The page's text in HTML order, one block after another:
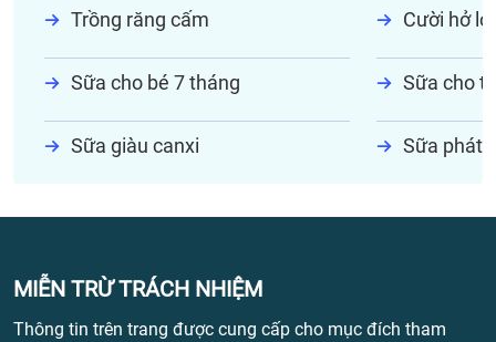
Trồng răng cấm Cười hở lợi
Sữa cho bé 7 tháng Sữa cho
Sữa giàu canxi Sữa phát
MIỄN TRỪ TRÁCH NHIỆM
Thông tin trên trang được cung cấp cho mục đích tham